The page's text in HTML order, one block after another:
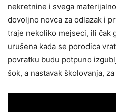
nekretnine i svega
dovoljno novca za odlazak i
traje nekoliko mejseci, ili čak
urušena kada se porodica
povratku budu potpuno
šok, a nastavak školovanja,